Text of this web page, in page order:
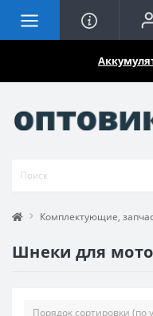
Комплектующие,
Шнеки для